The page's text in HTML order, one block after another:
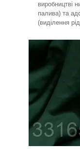
виробництві
палива) та
(виділення